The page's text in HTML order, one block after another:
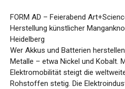
FORM AD – Feierabend
Herstellung künstlicher
Heidelberg
Wer Akkus und Batterien
Metalle – etwa Nickel und Kobalt.
Elektromobilität steigt die
Rohstoffen stetig. Die